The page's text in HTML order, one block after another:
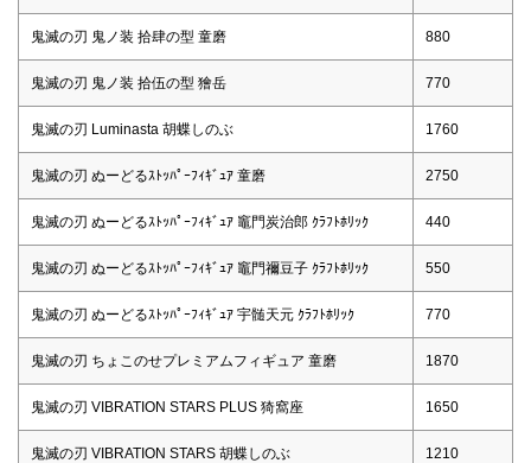
鬼滅の刃 鬼ノ装 拾肆の型 童磨 880
鬼滅の刃 鬼ノ装 拾伍の型 獪岳 770
鬼滅の刃 Luminasta 胡蝶しのぶ 1760
鬼滅の刃 ぬーどるｽﾄｯﾊﾟｰﾌｨｷﾞｭｱ 童磨 2750
鬼滅の刃 ぬーどるｽﾄｯﾊﾟｰﾌｨｷﾞｭｱ 竈門炭治郎 ｸﾗﾌﾄﾎﾘｯｸ 440
鬼滅の刃 ぬーどるｽﾄｯﾊﾟｰﾌｨｷﾞｭｱ 竈門禰豆子 ｸﾗﾌﾄﾎﾘｯｸ 550
鬼滅の刃 ぬーどるｽﾄｯﾊﾟｰﾌｨｷﾞｭｱ 宇髄天元 ｸﾗﾌﾄﾎﾘｯｸ 770
鬼滅の刃 ちょこのせプレミアムフィギュア 童磨 1870
鬼滅の刃 VIBRATION STARS PLUS 猗窩座 1650
鬼滅の刃 VIBRATION STARS 胡蝶しのぶ 1210